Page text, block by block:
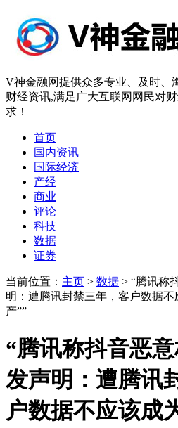
V神金融网提供众多专业、及时、
财经资讯,满足广大互联网网民对
求！
首页
国内资讯
国际经济
产经
商业
评论
科技
数据
证券
当前位置： 主页 > 数据 > “腾讯称
明：遭腾讯封禁三年，客户数据
产””
“腾讯称抖音恶
发声明：遭腾讯
户数据不应该成